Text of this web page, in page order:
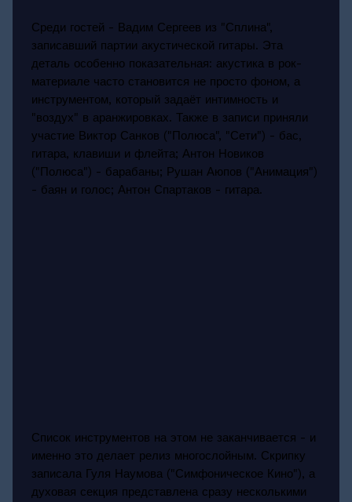
Среди гостей - Вадим Сергеев из "Сплина",
записавший партии акустической гитары. Эта
деталь особенно показательная: акустика в рок-
материале часто становится не просто фоном, а
инструментом, который задаёт интимность и
"воздух" в аранжировках. Также в записи приняли
участие Виктор Санков ("Полюса", "Сети") - бас,
гитара, клавиши и флейта; Антон Новиков
("Полюса") - барабаны; Рушан Аюпов ("Анимация")
- баян и голос; Антон Спартаков - гитара.
Список инструментов на этом не заканчивается - и
именно это делает релиз многослойным. Скрипку
записала Гуля Наумова ("Симфоническое Кино"), а
духовая секция представлена сразу несколькими